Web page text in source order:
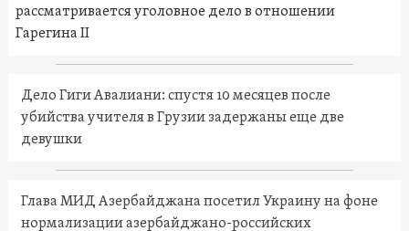
рассматривается уголовное дело в отношении
Гарегина II
Дело Гиги Авалиани: спустя 10 месяцев после
убийства учителя в Грузии задержаны еще две
девушки
Глава МИД Азербайджана посетил Украину на фоне
нормализации азербайджано-российских